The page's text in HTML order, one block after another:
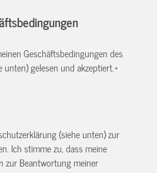
Geschäftsbedingungen des
unten) gelesen und akzeptiert.*
(siehe unten) zur
Ich stimme zu, dass meine
zur Beantwortung meiner